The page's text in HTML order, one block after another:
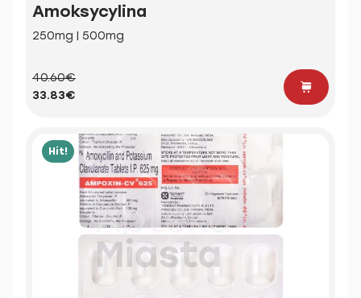
Amoksycylina
250mg | 500mg
40.60€
33.83€
Hit!